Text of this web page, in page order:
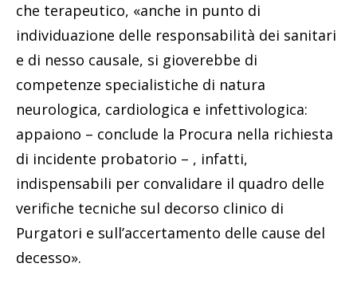
che terapeutico, «anche in punto di
individuazione delle responsabilità dei sanitari
e di nesso causale, si gioverebbe di
competenze specialistiche di natura
neurologica, cardiologica e infettivologica:
appaiono – conclude la Procura nella richiesta
di incidente probatorio – , infatti,
indispensabili per convalidare il quadro delle
verifiche tecniche sul decorso clinico di
Purgatori e sull’accertamento delle cause del
decesso».